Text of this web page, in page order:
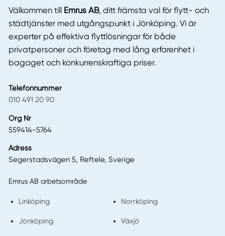
Välkommen till Emrus AB, ditt främsta val för flytt- och
städtjänster med utgångspunkt i Jönköping. Vi är
experter på effektiva flyttlösningar för både
privatpersoner och företag med lång erfarenhet i
bagaget och konkurrenskraftiga priser.
Telefonnummer
010 491 20 90
Org Nr
559414-5764
Adress
Segerstadsvägen 5, Reftele, Sverige
Emrus AB arbetsområde
Linköping Norrköping
Jönköping Växjö